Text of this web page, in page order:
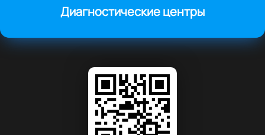
Диагностические центры